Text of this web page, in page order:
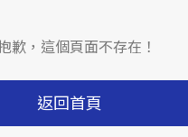
歉，這個頁面不存在！
返回首頁